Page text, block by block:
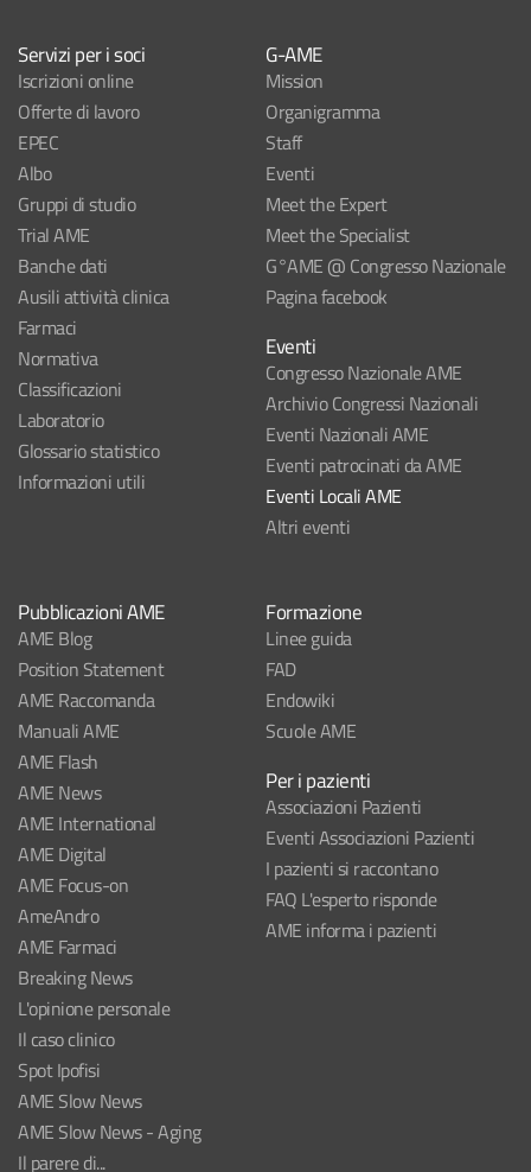
Servizi per i soci
Iscrizioni online
Offerte di lavoro
EPEC
Albo
Gruppi di studio
Trial AME
Banche dati
Ausili attività clinica
Farmaci
Normativa
Classificazioni
Laboratorio
Glossario statistico
Informazioni utili
G-AME
Mission
Organigramma
Staff
Eventi
Meet the Expert
Meet the Specialist
G°AME @ Congresso Nazionale
Pagina facebook
Eventi
Congresso Nazionale AME
Archivio Congressi Nazionali
Eventi Nazionali AME
Eventi patrocinati da AME
Eventi Locali AME
Altri eventi
Pubblicazioni AME
AME Blog
Position Statement
AME Raccomanda
Manuali AME
AME Flash
AME News
AME International
AME Digital
AME Focus-on
AmeAndro
AME Farmaci
Breaking News
L'opinione personale
Il caso clinico
Spot Ipofisi
AME Slow News
AME Slow News - Aging
Il parere di...
Formazione
Linee guida
FAD
Endowiki
Scuole AME
Per i pazienti
Associazioni Pazienti
Eventi Associazioni Pazienti
I pazienti si raccontano
FAQ L'esperto risponde
AME informa i pazienti